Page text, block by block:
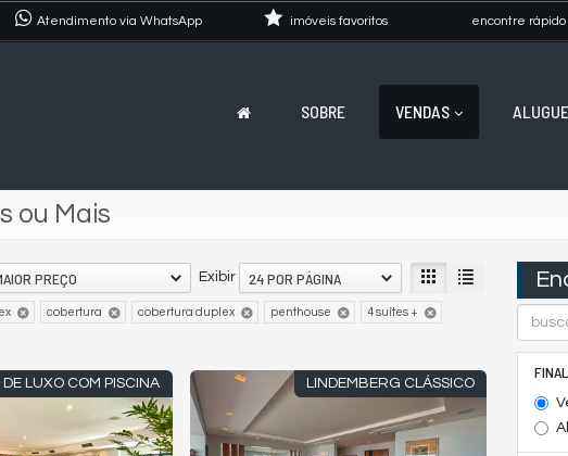
Atendimento via WhatsApp encontre rápido
imóveis favoritos
SOBRE VENDAS
ou Mais
Exibir 24 POR PÁGINA
PREÇO
cobertura cobertura duplex penthouse 4 suítes +
DE LUXO COM PISCINA LINDEMBERG CLÁSSICO